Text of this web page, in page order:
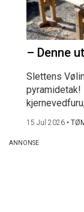
– Denne
Slettens
15 Jul 2026 •